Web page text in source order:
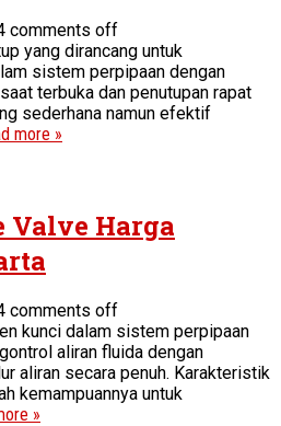
comments off
yang dirancang untuk
sistem perpipaan dengan
terbuka dan penutupan rapat
sederhana namun efektif
more »
Valve Harga
comments off
kunci dalam sistem perpipaan
aliran fluida dengan
aliran secara penuh. Karakteristik
kemampuannya untuk
»